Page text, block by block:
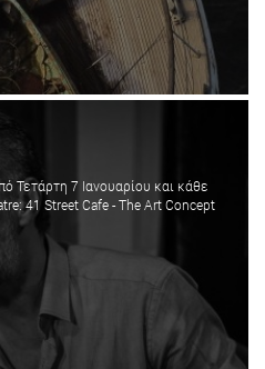
Τετάρτη 7 Ιανουαρίου και κάθε
41 Street Cafe - The Art Concept